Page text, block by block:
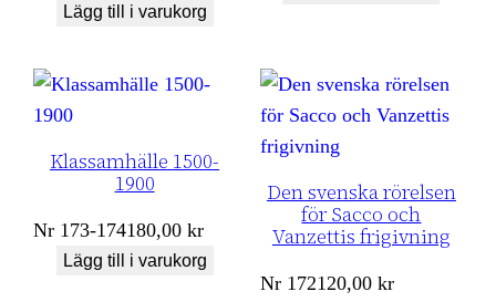
Lägg till i varukorg
Klassamhälle 1500-
1900
Nr 173-174180,00kr
Lägg till i varukorg
Den svenska rörelsen
för Sacco och
Vanzettis frigivning
Nr 172120,00kr